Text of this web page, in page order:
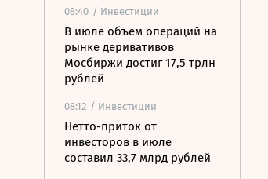
08:40 / Инвестиции
В июле объем операций на
рынке деривативов
Мосбиржи достиг 17,5 трлн
рублей
08:12 / Инвестиции
Нетто-приток от
инвесторов в июле
составил 33,7 млрд рублей